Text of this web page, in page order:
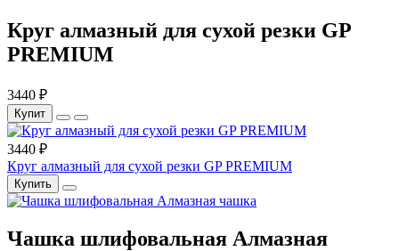
Круг алмазный для сухой резки GP
PREMIUM
3440 ₽
Купит
3440 ₽
Круг алмазный для сухой резки GP PREMIUM
Купить
Чашка шлифовальная Алмазная